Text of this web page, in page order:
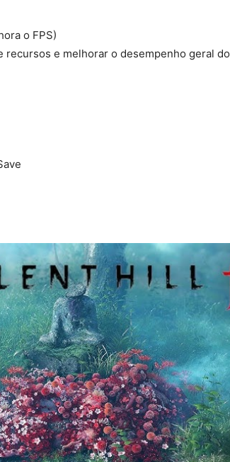
o FPS)
recursos e melhorar o desempenho geral do